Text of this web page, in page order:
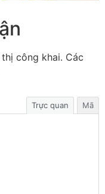
công khai. Các
Trực quan Mã